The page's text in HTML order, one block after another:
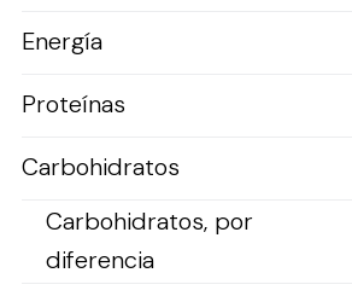
Energía
Proteínas
Carbohidratos
Carbohidratos, por
diferencia